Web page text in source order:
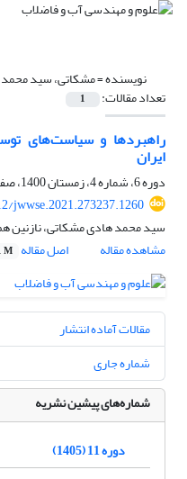
نویسنده =مشکاتی، سید
تعداد مقالات: 1
راهبردها و سیاست‌های
ایران
دوره 6، شماره 4، زمستان 1400، صفحه
jwwse.2021.273237.1260
سید محمد هادی مشکاتی، نازنین
مشاهده مقاله
اصل مقاله M
مقالات آماده انتشار
شماره جاری
شماره‌های پیشین نشریه
دوره 11 (1405)